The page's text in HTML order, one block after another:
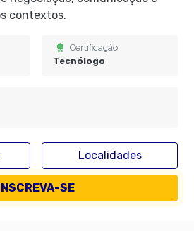
contextos.
Certificação
Tecnólogo
Localidades
SE